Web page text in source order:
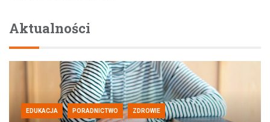
Aktualności
EDUKACJA PORADNICTWO ZDROWIE